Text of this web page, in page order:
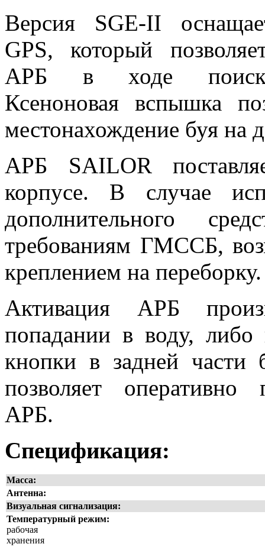
Версия SGE-II
GPS, который
АРБ в ходе
Ксеноновая вспышка
местонахождение буя на
АРБ SAILOR
корпусе. В случае
дополнительного
требованиям ГМССБ,
креплением на переборку.
Активация АРБ
попадании в воду,
кнопки в задней части
позволяет оперативно
АРБ.
Спецификация:
Масса:
Антенна:
Визуальная сигнализация:
Температурный режим:
рабочая
хранения